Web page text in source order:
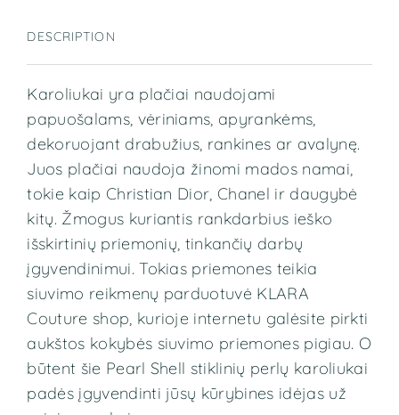
DESCRIPTION
Karoliukai yra plačiai naudojami
papuošalams, vėriniams, apyrankėms,
dekoruojant drabužius, rankines ar avalynę.
Juos plačiai naudoja žinomi mados namai,
tokie kaip Christian Dior, Chanel ir daugybė
kitų. Žmogus kuriantis rankdarbius ieško
išskirtinių priemonių, tinkančių darbų
įgyvendinimui. Tokias priemones teikia
siuvimo reikmenų parduotuvė KLARA
Couture shop, kurioje internetu galėsite pirkti
aukštos kokybės siuvimo priemones pigiau. O
būtent šie Pearl Shell stiklinių perlų karoliukai
padės įgyvendinti jūsų kūrybines idėjas už